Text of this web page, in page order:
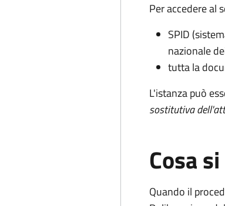
Per accedere al
SPID
nazionale
tutta la
L'istanza può
sostitutiva
Cosa
Quando il